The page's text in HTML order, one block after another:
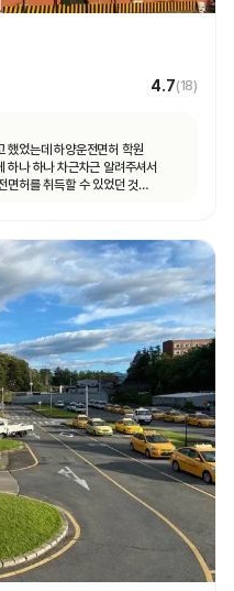
4.7(18)
했었는데 하양운전면허 학원
하나 하나 차근차근 알려주셔서
면허를 취득할 수 있었던 것